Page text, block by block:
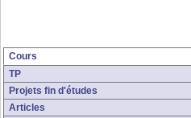
Cours
TP
Projets fin d'études
Articles